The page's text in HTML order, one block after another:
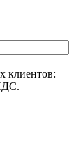
+
клиентов: